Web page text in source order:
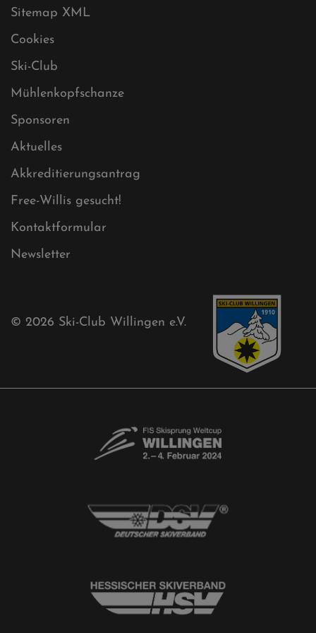
Datenschutz
Impressum
Sitemap
Sitemap XML
Cookies
Ski-Club
Mühlenkopfschanze
Sponsoren
Aktuelles
Kontaktformular